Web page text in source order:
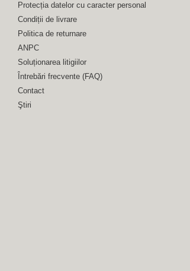
Protecția datelor cu caracter personal
Condiții de livrare
Politica de returnare
ANPC
Soluționarea litigiilor
Întrebări frecvente (FAQ)
Contact
Ştiri